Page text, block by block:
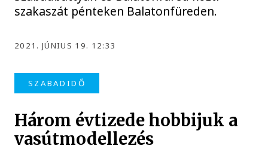
szakaszát pénteken Balatonfüreden.
2021. JÚNIUS 19. 12:33
SZABADIDŐ
Három évtizede hobbijuk a
vasútmodellezés